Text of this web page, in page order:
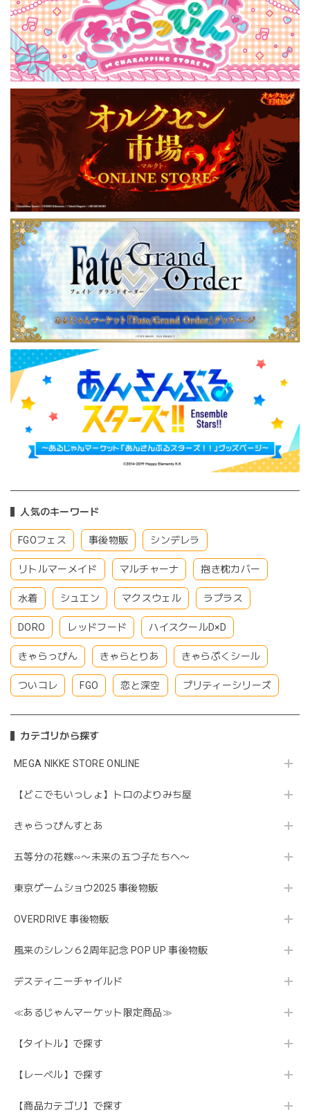
人気のキーワード
FGOフェス 事後物販 シンデレラ
リトルマーメイド マルチャーナ 抱き枕カバー
水着 シュエン マクスウェル ラプラス
DORO レッドフード ハイスクールD×D
きゃらっぴん きゃらとりあ きゃらぷくシール
ついコレ FGO 恋と深空 プリティーシリーズ
カテゴリから探す
MEGA NIKKE STORE ONLINE
【どこでもいっしょ】トロのよりみち屋
きゃらっぴんすとあ
五等分の花嫁∽〜未来の五つ子たちへ〜
東京ゲームショウ2025 事後物販
OVERDRIVE 事後物販
風来のシレン６2周年記念 POP UP 事後物販
デスティニーチャイルド
≪あるじゃんマーケット限定商品≫
【タイトル】で探す
【レーベル】で探す
【商品カテゴリ】で探す